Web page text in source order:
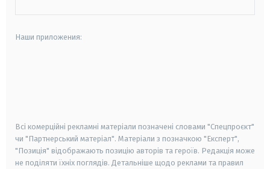
Наши приложения:
Всі комерційні рекламні матеріали позначені словами "Спецпроєкт"
чи "Партнерський матеріал". Матеріали з позначкою "Експерт",
"Позиція" відображають позицію авторів та героїв. Редакція може
не поділяти їхніх поглядів. Детальніше щодо реклами та правил